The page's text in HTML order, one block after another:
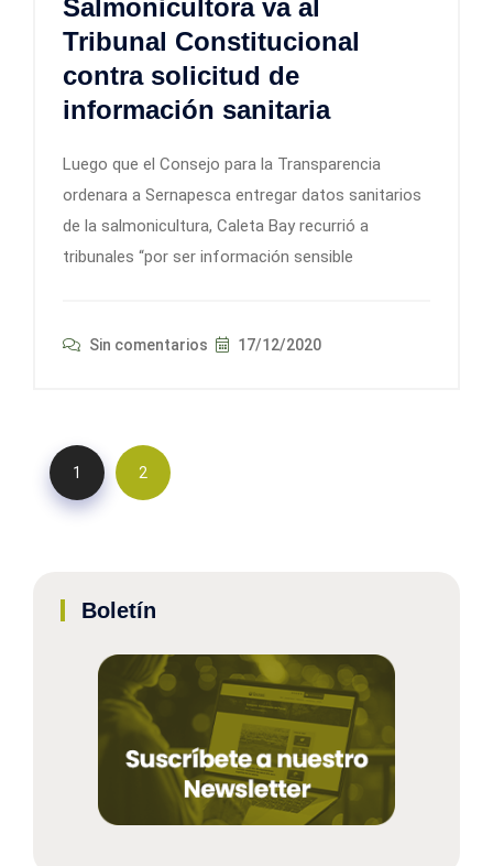
Salmonicultora va al
Tribunal Constitucional
contra solicitud de
información sanitaria
Luego que el Consejo para la Transparencia
ordenara a Sernapesca entregar datos sanitarios
de la salmonicultura, Caleta Bay recurrió a
tribunales “por ser información sensible
Sin comentarios 17/12/2020
1 2
Boletín